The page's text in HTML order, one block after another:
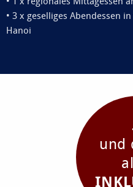
• 3 x geselliges Abendessen
Hanoi
und